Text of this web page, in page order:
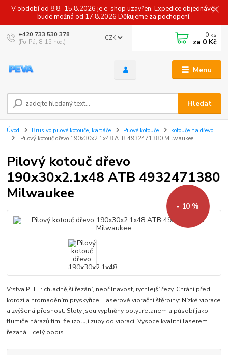
V období od 8.8.-15.8.2026 je e-shop uzavřen. Expedice objednávek
bude možná od 17.8.2026 Děkujeme za pochopení.
Menu
CZK
Hledat
+420 733 530 378
(Po-Pá, 8-15 hod.)
0 ks
za 0 Kč
Úvod Brusivo,pilové kotouče, kartáče Pilové kotouče
kotouče na dřevo
Pilový kotouč dřevo 190x30x2.1x48 ATB 4932471380 Milwaukee
Pilový kotouč dřevo
190x30x2.1x48 ATB 4932471380
Milwaukee
- 10 %
Vrstva PTFE: chladnější řezání, nepřilnavost, rychlejší řezy. Chrání před
korozí a hromaděním pryskyřice. Laserové vibrační štěrbiny: Nízké vibrace
a zvýšená přesnost. Sloty jsou vyplněny polyuretanem a působí jako
tlumiče nárazů tím, že izolují zuby od vibrací. Vysoce kvalitní laserem
řezaná... celý popis